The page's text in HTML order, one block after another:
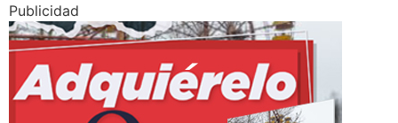
Publicidad